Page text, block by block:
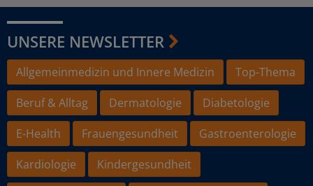
UNSERE NEWSLETTER
Allgemeinmedizin und Innere Medizin
Top-Thema
Beruf & Alltag
Dermatologie
Diabetologie
E-Health
Frauengesundheit
Gastroenterologie
Kardiologie
Kindergesundheit